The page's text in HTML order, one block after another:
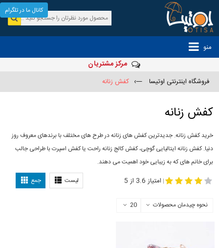
منو
مرکز مشتریان
فروشگاه اینترنتی اوتیسا —› کفش زنانه
کفش زنانه
خرید کفش زنانه. جدیدترین کفش های زنانه در طرح های مختلف با برندهای معروف روز
دنیا. کفش زنانه ایتالیایی گوچی، کفش کالج زنانه راحت یا کفش اسپرت با طراحی جالب
برای خانم های که به زیبایی خود اهمیت می دهند.
لیست جمع | امتیاز 3.6 از 5
نحوه چیدمان محصولات 20
کانال ما در تلگرام